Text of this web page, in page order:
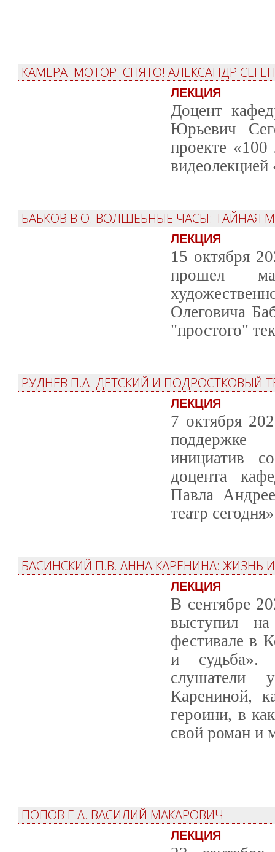
КАМЕРА. МОТОР. СНЯТО! АЛЕКСАНДР
ЛЕКЦИЯ
Доцент
Юрьевич
проекте
БАБКОВ В.О. ВОЛШЕБНЫЕ ЧАСЫ: ТАЙНАЯ
ЛЕКЦИЯ
15 октября
прошел
Олеговича
"простого"
РУДНЕВ П.А. ДЕТСКИЙ И ПОДРОСТКОВЫЙ
ЛЕКЦИЯ
7 октября
поддержке
инициатив
доцента
Павла
театр
БАСИНСКИЙ П.В. АННА КАРЕНИНА: ЖИЗНЬ
ЛЕКЦИЯ
В сентябре
выступил
фестивале в
и судьба».
слушатели
Карениной,
героини, в
свой роман и
ПОПОВ Е.А. ВАСИЛИЙ МАКАРОВИЧ
ЛЕКЦИЯ